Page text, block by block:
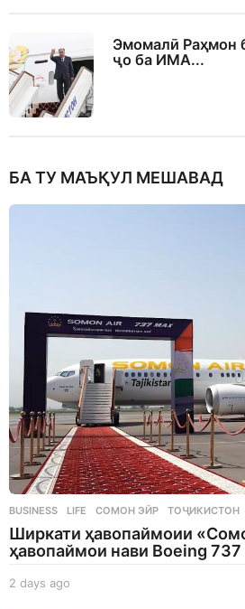
Эмомалӣ Раҳмон
ҷо ба ИМА...
БА ТУ МАЪҚУЛ МЕШАВАД
BUSINESS ,LIFE СОМОН ЭЙР ,ТОҶИКИСТОН
Ширкати ҳавопаймоии
ҳавопаймои нави Boeing
2 days ago